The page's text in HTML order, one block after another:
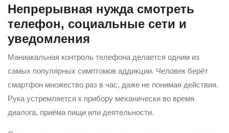
Непрерывная нужда смотреть
телефон, социальные сети и
уведомления
Маниакальная контроль телефона делается одним из
самых популярных симптомов аддикции. Человек берёт
смартфон множество раз в час, даже не понимая действия.
Рука устремляется к прибору механически во время
диалога, приёма пищи или деятельности.